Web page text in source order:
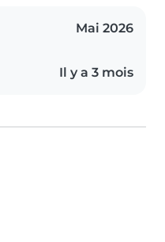
Mai 2026
Il y a 3 mois